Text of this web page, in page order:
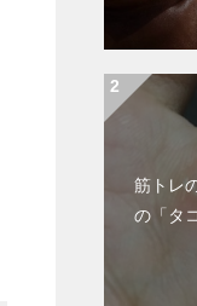
筋トレ
の「タ